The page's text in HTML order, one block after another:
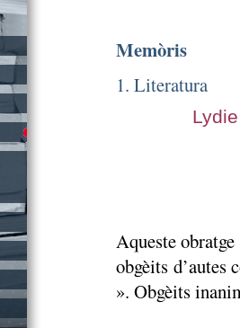
Memòris
1. Literatura
Aqueste
obgèits d’autes
». Obgèits